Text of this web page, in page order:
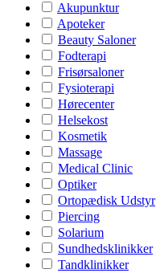
Akupunktur
Apoteker
Beauty Saloner
Fodterapi
Frisørsaloner
Fysioterapi
Hørecenter
Helsekost
Kosmetik
Massage
Medical Clinic
Optiker
Ortopædisk Udstyr
Piercing
Solarium
Sundhedsklinikker
Tandklinikker